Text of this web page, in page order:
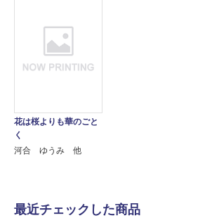
花は桜よりも華のごと
く
河合 ゆうみ 他
最近チェックした商品